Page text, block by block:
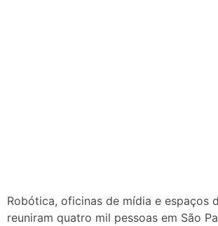
Robótica, oficinas de mídia e espaços
reuniram quatro mil pessoas em São